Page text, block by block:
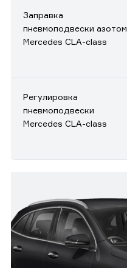
Заправка
пневмоподвески азотом
Mercedes CLA-class
Регулировка
пневмоподвески
Mercedes CLA-class